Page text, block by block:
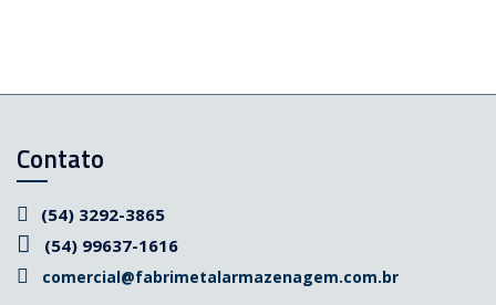
Contato
(54) 3292-3865
(54) 99637-1616
comercial@fabrimetalarmazenagem.com.br